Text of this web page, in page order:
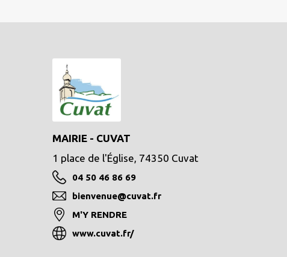
MAIRIE - CUVAT
1 place de l'Église, 74350 Cuvat
04 50 46 86 69
bienvenue@cuvat.fr
M'Y RENDRE
www.cuvat.fr/